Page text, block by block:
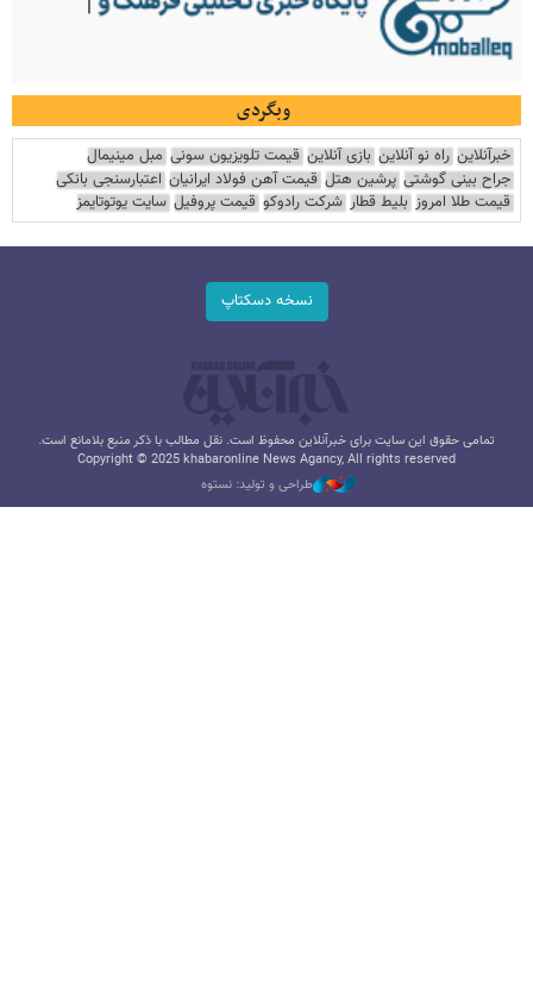
وبگردی
خبرآنلاین راه نو آنلاین بازی آنلاین قیمت تلویزیون سونی مبل مینیمال
جراح بینی گوشتی پرشین هتل قیمت آهن فولاد ایرانیان اعتبارسنجی بانکی
قیمت طلا امروز بلیط قطار شرکت رادوکو قیمت پروفیل سایت یوتوتایمز
نسخه دسکتاپ
تمامی حقوق این سایت برای خبرآنلاین محفوظ است. نقل مطالب با ذکر منبع بلامانع است.
Copyright © 2025 khabaronline News Agancy, All rights reserved
طراحی و تولید: نستوه